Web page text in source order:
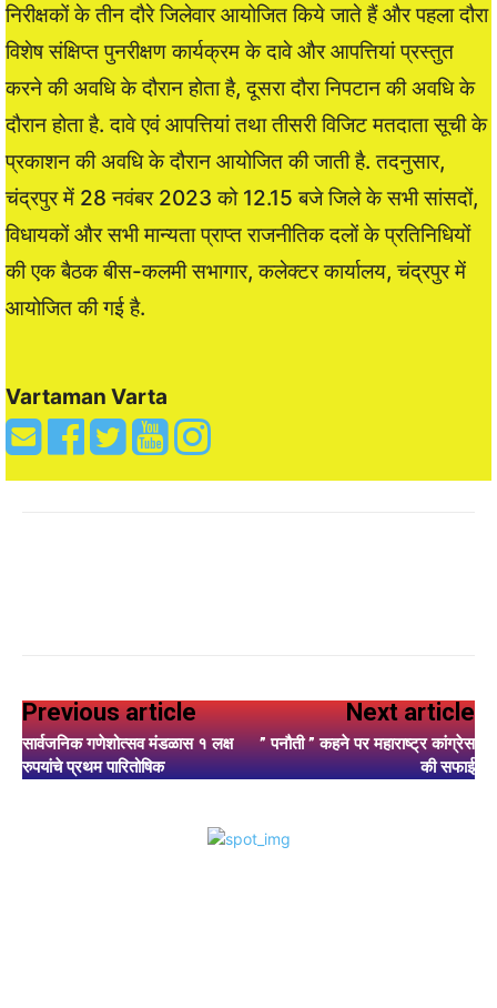
निरीक्षकों के तीन दौरे जिलेवार आयोजित किये जाते हैं और पहला दौरा
विशेष संक्षिप्त पुनरीक्षण कार्यक्रम के दावे और आपत्तियां प्रस्तुत
करने की अवधि के दौरान होता है, दूसरा दौरा निपटान की अवधि के
दौरान होता है. दावे एवं आपत्तियां तथा तीसरी विजिट मतदाता सूची के
प्रकाशन की अवधि के दौरान आयोजित की जाती है. तदनुसार,
चंद्रपुर में 28 नवंबर 2023 को 12.15 बजे जिले के सभी सांसदों,
विधायकों और सभी मान्यता प्राप्त राजनीतिक दलों के प्रतिनिधियों
की एक बैठक बीस-कलमी सभागार, कलेक्टर कार्यालय, चंद्रपुर में
आयोजित की गई है.
Vartaman Varta
Previous article
सार्वजनिक गणेशोत्सव मंडळास १ लक्ष
रुपयांचे प्रथम पारितोषिक
Next article
” पनौती ” कहने पर महाराष्ट्र कांग्रेस
की सफाई